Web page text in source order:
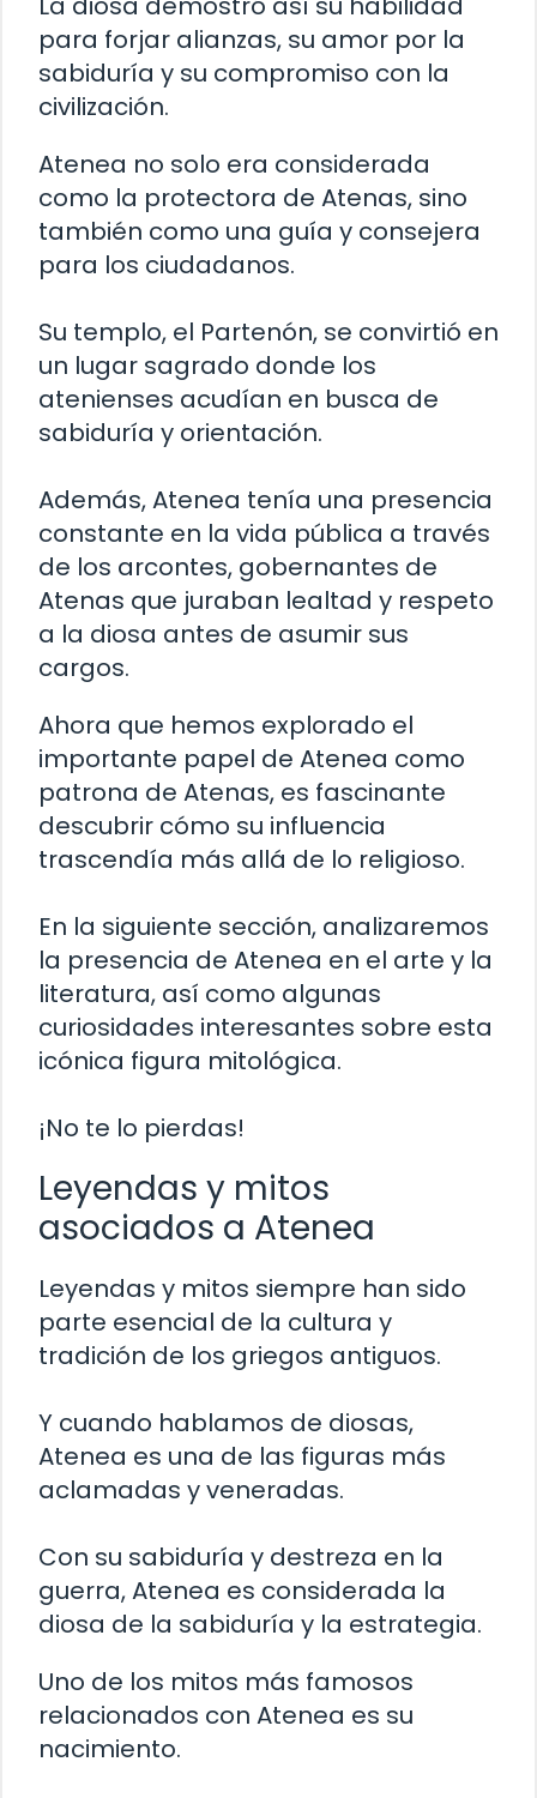
para forjar alianzas, su amor por la
sabiduría y su compromiso con la
civilización.
Atenea no solo era considerada
como la protectora de Atenas, sino
también como una guía y consejera
para los ciudadanos.
Su templo, el Partenón, se convirtió en
un lugar sagrado donde los
atenienses acudían en busca de
sabiduría y orientación.
Además, Atenea tenía una presencia
constante en la vida pública a través
de los arcontes, gobernantes de
Atenas que juraban lealtad y respeto
a la diosa antes de asumir sus
cargos.
Ahora que hemos explorado el
importante papel de Atenea como
patrona de Atenas, es fascinante
descubrir cómo su influencia
trascendía más allá de lo religioso.
En la siguiente sección, analizaremos
la presencia de Atenea en el arte y la
literatura, así como algunas
curiosidades interesantes sobre esta
icónica figura mitológica.
¡No te lo pierdas!
Leyendas y mitos
asociados a Atenea
Leyendas y mitos siempre han sido
parte esencial de la cultura y
tradición de los griegos antiguos.
Y cuando hablamos de diosas,
Atenea es una de las figuras más
aclamadas y veneradas.
Con su sabiduría y destreza en la
guerra, Atenea es considerada la
diosa de la sabiduría y la estrategia.
Uno de los mitos más famosos
relacionados con Atenea es su
nacimiento.